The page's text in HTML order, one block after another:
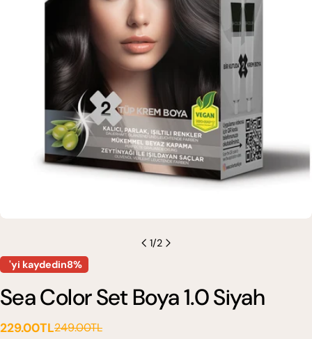
medyasını modda açın
1/2
'yi kaydedin8%
Sea Color Set Boya 1.0 Siyah
Satış
229.00TL
Normal
249.00TL